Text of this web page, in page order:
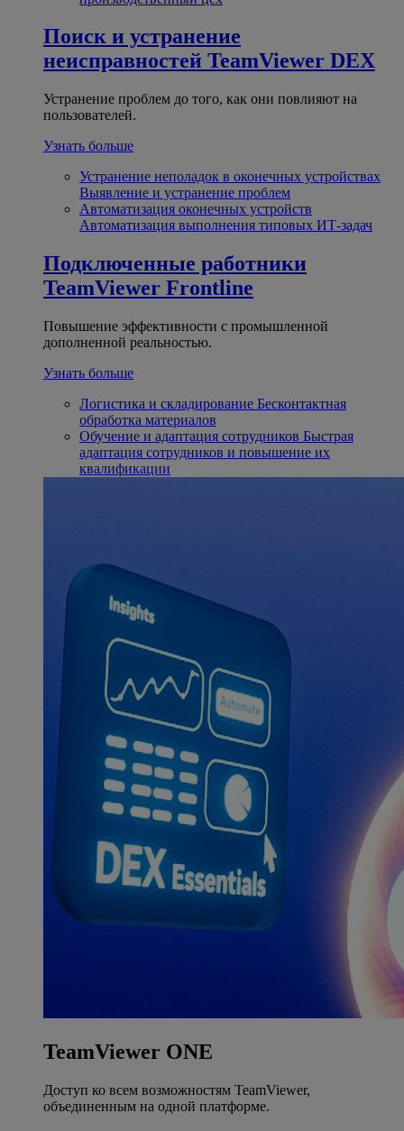
Поиск и устранение
неисправностей TeamViewer DEX
Устранение проблем до того, как они повлияют на
пользователей.
Узнать больше
Устранение неполадок в оконечных устройствах
Выявление и устранение проблем
Автоматизация оконечных устройств
Автоматизация выполнения типовых ИТ-задач
Подключенные работники
TeamViewer Frontline
Повышение эффективности с промышленной
дополненной реальностью.
Узнать больше
Логистика и складирование Бесконтактная
обработка материалов
Обучение и адаптация сотрудников Быстрая
адаптация сотрудников и повышение их
квалификации
TeamViewer ONE
Доступ ко всем возможностям TeamViewer,
объединенным на одной платформе.